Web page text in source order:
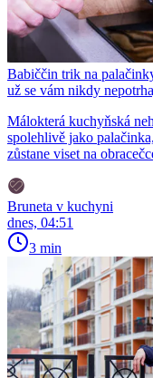
Babiččin trik na
už se vám nikdy
Málokterá kuchyňská
spolehlivě jako
zůstane viset na
Bruneta v kuchyni
dnes, 04:51
3 min